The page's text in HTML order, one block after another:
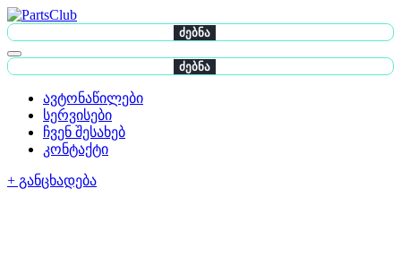
ძებნა
ძებნა
ავტონაწილები
სერვისები
ჩვენ შესახებ
კონტაქტი
+ განცხადება